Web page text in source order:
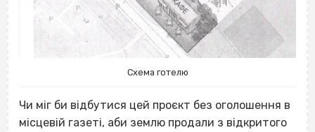
Схема готелю
Чи міг би відбутися цей проєкт без оголошення в
місцевій газеті, аби землю продали з відкритого